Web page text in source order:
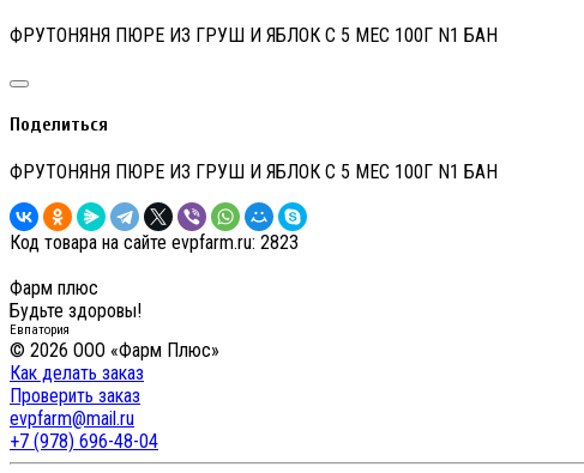
ФРУТОНЯНЯ ПЮРЕ ИЗ ГРУШ И ЯБЛОК С 5 МЕС 100Г N1 БАН
Поделиться
ФРУТОНЯНЯ ПЮРЕ ИЗ ГРУШ И ЯБЛОК С 5 МЕС 100Г N1 БАН
Код товара на сайте evpfarm.ru: 2823
Фарм плюс
Будьте здоровы!
Евпатория
© 2026 ООО «Фарм Плюс»
Как делать заказ
Проверить заказ
evpfarm@mail.ru
+7 (978) 696-48-04